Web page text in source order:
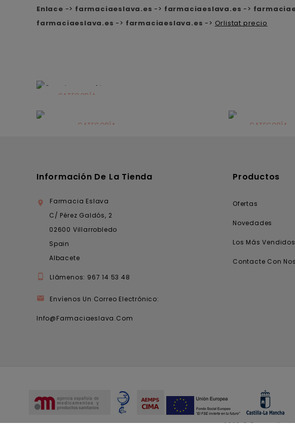
Enlace -> farmaciaeslava.es -> farmaciaeslava.es ->
farmaciaeslava.es -> farmaciaeslava.es -> Orlistat precio
CATEGORÍA
CATEGORÍA CATEGORÍA
Información De La Tienda

Farmacia Eslava
C/ Pérez Galdós, 2
02600 Villarrobledo
Spain
Albacete
 Llámenos: 967 14 53 48
 Envíenos Un Correo Electrónico:
Info@farmaciaeslava.com
Productos
Ofertas
Novedades
Los Más Vendidos
Contacte Con